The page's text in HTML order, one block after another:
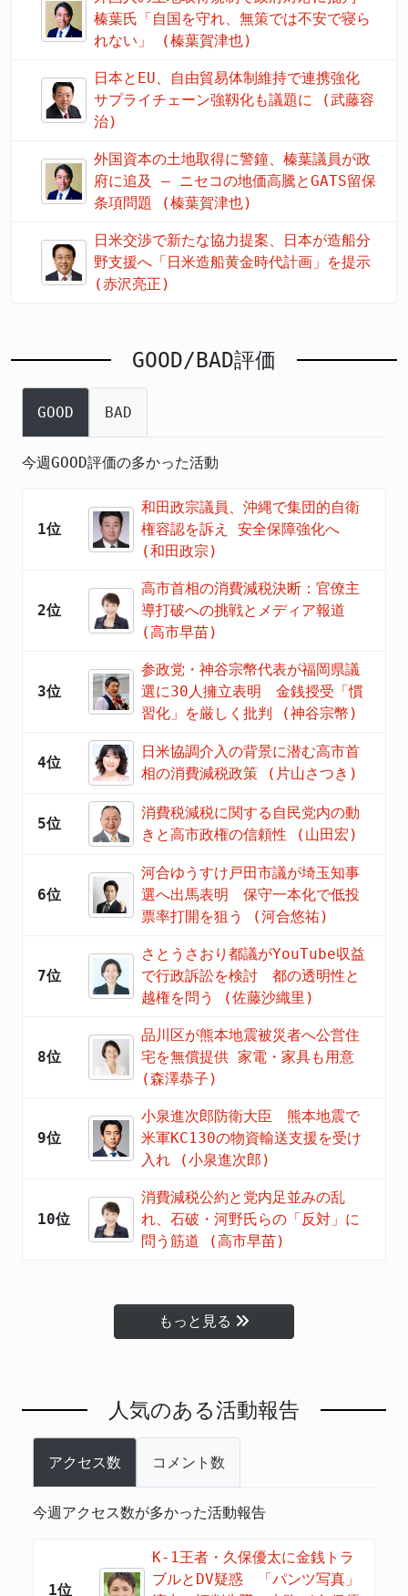
榛葉氏「自国を守れ、無策では不安で寝ら
れない」 (榛葉賀津也)
日本とEU、自由貿易体制維持で連携強化
サプライチェーン強靱化も議題に (武藤容
治)
外国資本の土地取得に警鐘、榛葉議員が政
府に追及 – ニセコの地価高騰とGATS留保
条項問題 (榛葉賀津也)
日米交渉で新たな協力提案、日本が造船分
野支援へ「日米造船黄金時代計画」を提示
(赤沢亮正)
GOOD/BAD評価
GOOD BAD
今週GOOD評価の多かった活動
1位
和田政宗議員、沖縄で集団的自衛
権容認を訴え 安全保障強化へ
(和田政宗)
2位
高市首相の消費減税決断：官僚主
導打破への挑戦とメディア報道
(高市早苗)
3位
参政党・神谷宗幣代表が福岡県議
選に30人擁立表明 金銭授受「慣
習化」を厳しく批判 (神谷宗幣)
4位
日米協調介入の背景に潜む高市首
相の消費減税政策 (片山さつき)
5位
消費税減税に関する自民党内の動
きと高市政権の信頼性 (山田宏)
6位
河合ゆうすけ戸田市議が埼玉知事
選へ出馬表明 保守一本化で低投
票率打開を狙う (河合悠祐)
7位
さとうさおり都議がYouTube収益
で行政訴訟を検討 都の透明性と
越権を問う (佐藤沙織里)
8位
品川区が熊本地震被災者へ公営住
宅を無償提供 家電・家具も用意
(森澤恭子)
9位
小泉進次郎防衛大臣 熊本地震で
米軍KC130の物資輸送支援を受け
入れ (小泉進次郎)
10位
消費減税公約と党内足並みの乱
れ、石破・河野氏らの「反対」に
問う筋道 (高市早苗)
もっと見る
人気のある活動報告
アクセス数 コメント数
今週アクセス数が多かった活動報告
1位
K-1王者・久保優太に金銭トラ
ブルとDV疑惑 「パンツ写真」